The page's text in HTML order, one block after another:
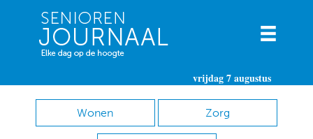
vrijdag 7 augustus
Wonen Zorg